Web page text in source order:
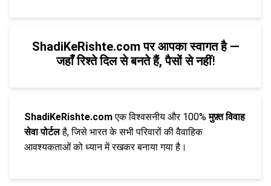
ShadiKeRishte.com पर आपका स्वागत है —
जहाँ रिश्ते दिल से बनते हैं, पैसों से नहीं!
ShadiKeRishte.comएक विश्वसनीय और 100%मुफ़्त विवाह
सेवा पोर्टलहै, जिसे भारत के सभी परिवारों की वैवाहिक
आवश्यकताओं को ध्यान में रखकर बनाया गया है।